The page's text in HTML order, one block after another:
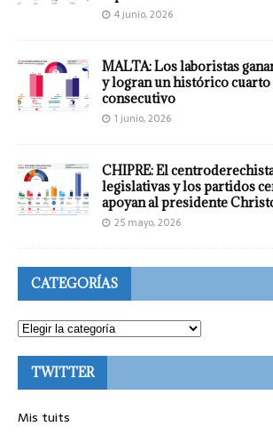
4 junio, 2026
MALTA: Los laboristas
y logran un histórico cuarto
consecutivo
1 junio, 2026
CHIPRE: El
legislativas y los partidos
apoyan al presidente
25 mayo, 2026
CATEGORÍAS
TWITTER
Mis tuits